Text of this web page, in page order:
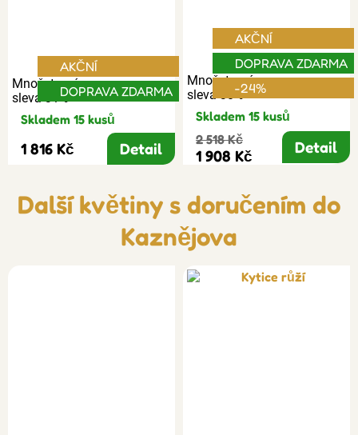
Množstevní
sleva 31%
AKČNÍ
DOPRAVA ZDARMA
Skladem 15 kusů
1 816 Kč Detail
Množstevní
sleva 30%
AKČNÍ
DOPRAVA ZDARMA
-24%
Skladem 15 kusů
2 518 Kč
1 908 Kč Detail
Další květiny s doručením do
Kaznějova